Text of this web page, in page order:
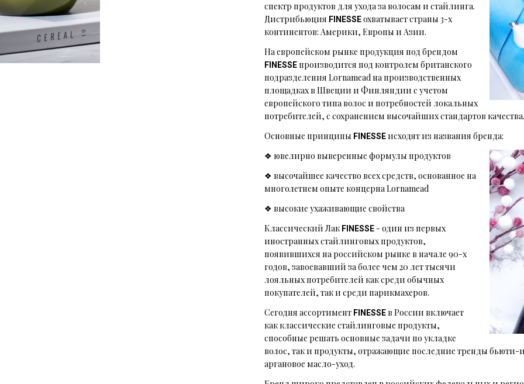
спектр продуктов для ухода за волосам и стайлинга.
Дистрибьюция FINESSEохватывает страны 3-х
континентов: Америки, Европы и Азии.
На европейском рынке продукция под брендом
FINESSEпроизводится под контролем британского
подразделения Lornamead на производственных
площадках в Швеции и Финляндии с учетом
европейского типа волос и потребностей локальных
потребителей, с сохранением высочайших стандартов качества.
Основные принципы FINESSEисходят из названия бренда:
❖ ювелирно выверенные формулы продуктов
❖ высочайшее качество всех средств, основанное на
многолетнем опыте концерна Lornamead
❖ высокие ухаживающие свойства
Классический Лак FINESSE - один из первых
иностранных стайлинговых продуктов,
появившихся на российском рынке в начале 90-х
годов, завоевавший за более чем 20 лет тысячи
лояльных потребителей как среди обычных
покупателей, так и среди парикмахеров.
Сегодня ассортимент FINESSEв России включает
как классические стайлинговые продукты,
способные решать основные задачи по укладке
волос, так и продукты, отражающие последние тренды
аргановое масло-уход.